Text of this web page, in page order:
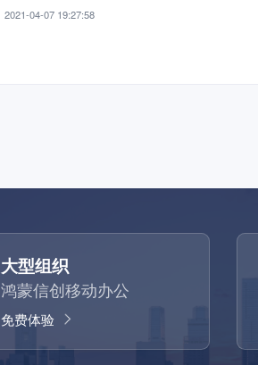
2021-04-07 19:27:58
大型组织
鸿蒙信创移动办公
免费体验